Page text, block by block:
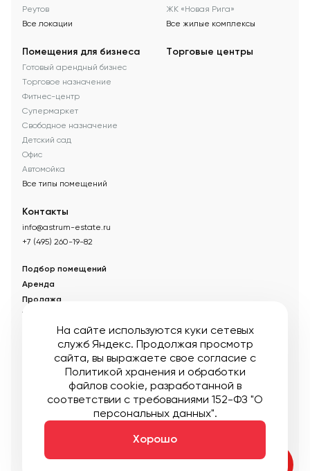
Реутов
Все локации
ЖК «Новая Рига»
Все жилые комплексы
Помещения для бизнеса
Готовый арендный бизнес
Торговое назначение
Фитнес-центр
Супермаркет
Свободное назначение
Детский сад
Офис
Автомойка
Все типы помещений
Торговые центры
Контакты
info@astrum-estate.ru
+7 (495) 260-19-82
Подбор помещений
Аренда
Продажа
Управление недвижимостью
О компании
Новости
© Управляющая компания «Аструм Недвижимость».
Опубликованная на сайте информация носит информационный
характер и не является публичной офертой
Мы в соцсетях:
На сайте используются куки сетевых
служб Яндекс. Продолжая просмотр
сайта, вы выражаете свое согласие с
Политикой хранения и обработки
файлов cookie, разработанной в
соответствии с требованиями 152-ФЗ "О
персональных данных".
Хорошо